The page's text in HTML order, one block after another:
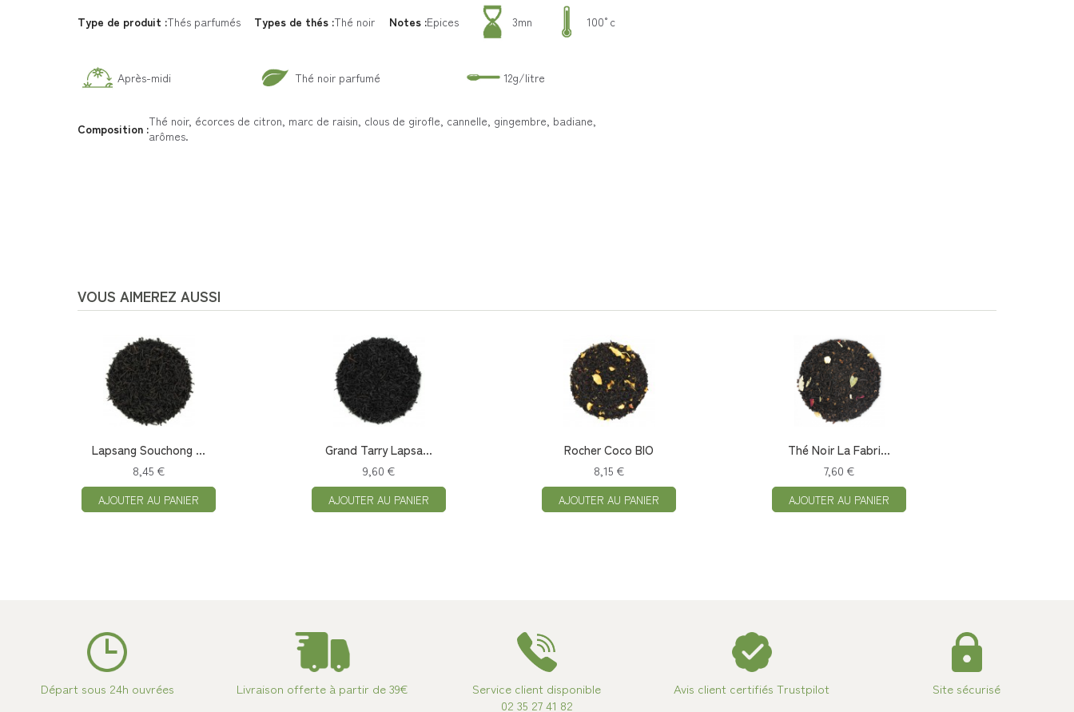
Type de produit :Thés parfumés Types de thés :Thé noir Notes :Epices 3mn 100°c
Après-midi Thé noir parfumé 12g/litre
Composition :Thé noir, écorces de citron, marc de raisin, clous de girofle, cannelle, gingembre, badiane,
arômes.
VOUS AIMEREZ AUSSI
Lapsang Souchong ...
8,45 €
AJOUTER AU PANIER
Grand Tarry Lapsa...
9,60 €
AJOUTER AU PANIER
Rocher Coco BIO
8,15 €
AJOUTER AU PANIER
Thé Noir La Fabri...
7,60 €
AJOUTER AU PANIER
Départ sous 24h ouvrées Livraison offerte à partir de 39€
Service client disponible
02 35 27 41 82
Avis client certifiés Trustpilot Site sécurisé